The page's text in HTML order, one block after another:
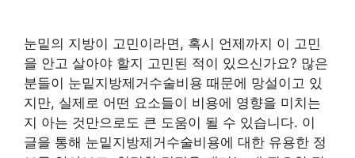
눈밑의 지방이 고민이라면, 혹시 언제까지 이 고민
을 안고 살아야 할지 고민된 적이 있으신가요? 많은
분들이 눈밑지방제거수술비용 때문에 망설이고 있
지만, 실제로 어떤 요소들이 비용에 영향을 미치는
지 아는 것만으로도 큰 도움이 될 수 있습니다. 이
글을 통해 눈밑지방제거수술비용에 대한 유용한 정